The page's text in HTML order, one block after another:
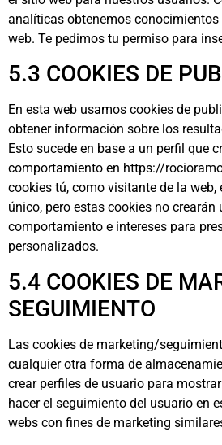
analíticas obtenemos
web. Te pedimos tu permiso para
5.3 COOKIES DE
En esta web usamos cookies de
obtener información sobre los
Esto sucede en base a un perfil que
comportamiento en https://
cookies tú, como visitante de la web,
único, pero estas cookies no crearán
comportamiento e intereses para
personalizados.
5.4 COOKIES DE
SEGUIMIENTO
Las cookies de marketing/
cualquier otra forma de
crear perfiles de usuario para
hacer el seguimiento del usuario en
webs con fines de marketing